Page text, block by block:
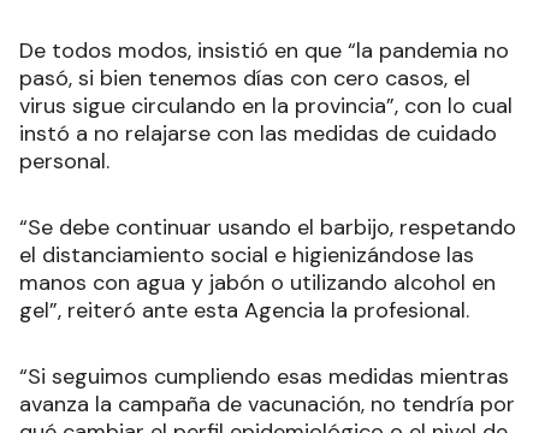
De todos modos, insistió en que “la pandemia no
pasó, si bien tenemos días con cero casos, el
virus sigue circulando en la provincia”, con lo cual
instó a no relajarse con las medidas de cuidado
personal.
“Se debe continuar usando el barbijo, respetando
el distanciamiento social e higienizándose las
manos con agua y jabón o utilizando alcohol en
gel”, reiteró ante esta Agencia la profesional.
“Si seguimos cumpliendo esas medidas mientras
avanza la campaña de vacunación, no tendría por